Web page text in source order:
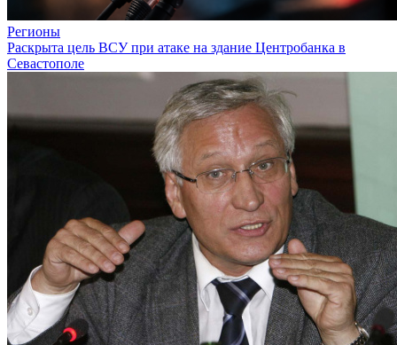
Регионы
Раскрыта цель ВСУ при атаке на здание Центробанка в
Севастополе